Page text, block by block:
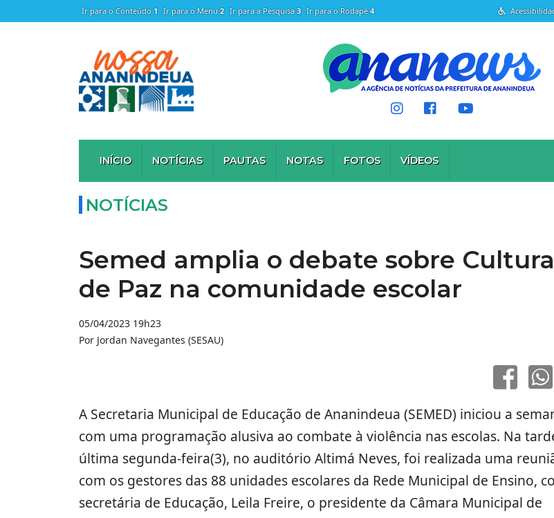
Ir para o Conteúdo 1 Ir para o Menu 2 Ir para a Pesquisa 3 Ir para o Rodapé4
INÍCIO NOTÍCIAS PAUTAS NOTAS FOTOS VÍDEOS
NOTÍCIAS
Semed amplia o debate sobre Cultura
de Paz na comunidade escolar
05/04/2023 19h23
Por Jordan Navegantes (SESAU)
A Secretaria Municipal de Educação de Ananindeua (SEMED) iniciou a
com uma programação alusiva ao combate à violência nas escolas. Na
última segunda-feira(3), no auditório Altimá Neves, foi realizada uma
com os gestores das 88 unidades escolares da Rede Municipal de Ensino,
secretária de Educação, Leila Freire, o presidente da Câmara Municipal de